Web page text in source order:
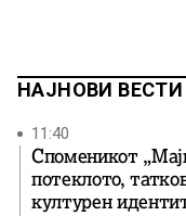
НАЈНОВИ ВЕСТИ
11:40
Споменикот
потеклото,
културен